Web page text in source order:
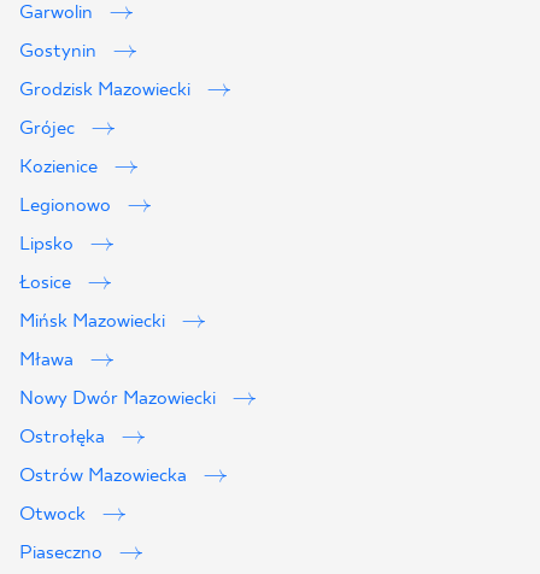
Garwolin
Gostynin
Grodzisk Mazowiecki
Grójec
Kozienice
Legionowo
Lipsko
Łosice
Mińsk Mazowiecki
Mława
Nowy Dwór Mazowiecki
Ostrołęka
Ostrów Mazowiecka
Otwock
Piaseczno